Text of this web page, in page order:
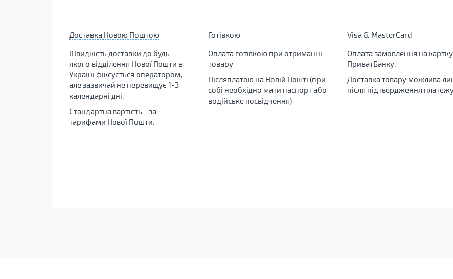
Доставка Новою Поштою
Швидкість доставки до будь-
якого відділення Нової Пошти в
Україні фіксується оператором,
але зазвичай не перевищує 1-3
календарні дні.
Стандартна вартість - за
тарифами Нової Пошти.
Готівкою
Оплата готівкою при отриманні
товару
Післяплатою на Новій Пошті (при
собі необхідно мати паспорт або
водійське посвідчення)
Visa & MasterCard
Оплата замовлення на картку
ПриватБанку.
Доставка товару можлива
після підтвердження